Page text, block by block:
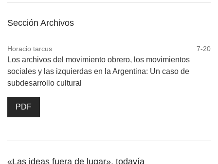
Sección Archivos
Horacio tarcus 7-20
Los archivos del movimiento obrero, los movimientos
sociales y las izquierdas en la Argentina: Un caso de
subdesarrollo cultural
PDF
«Las ideas fuera de lugar», todavía